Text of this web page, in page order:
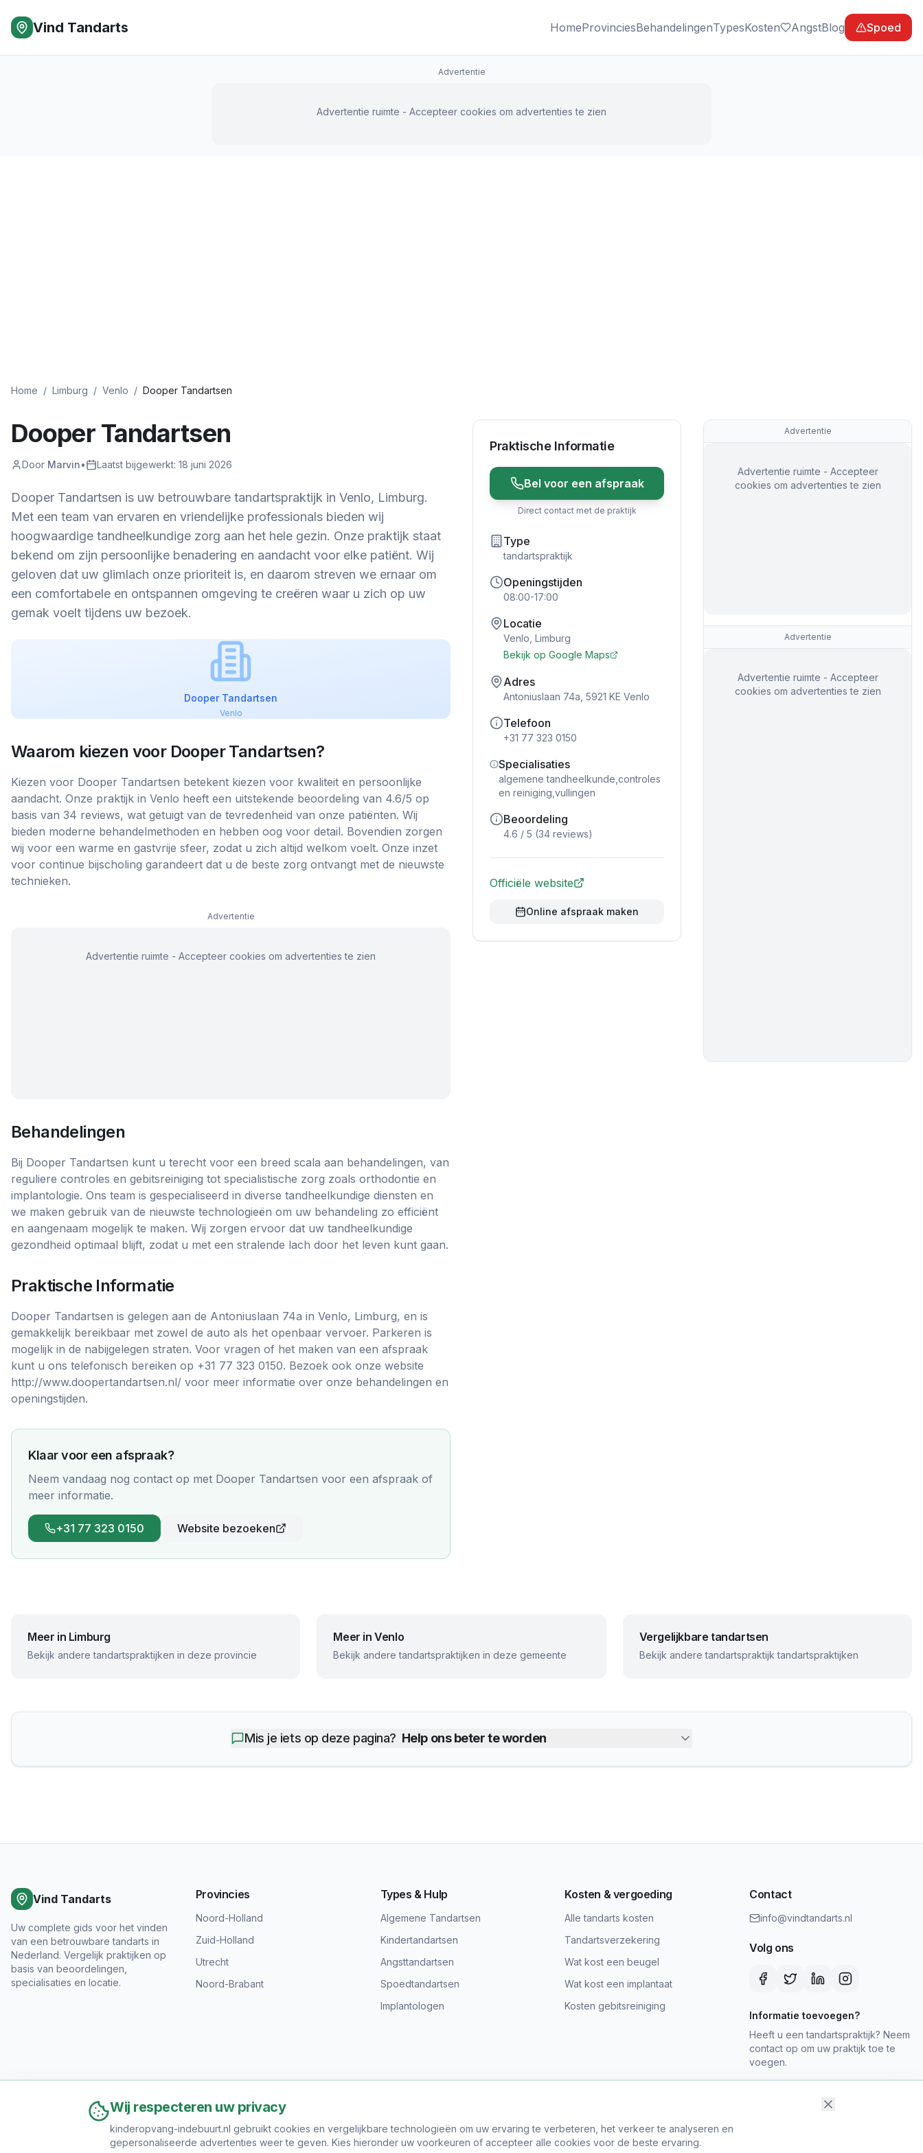
Vind Tandarts HomeProvinciesBehandelingenTypesKosten AngstBlog Spoed
Advertentie
Advertentie ruimte - Accepteer cookies om advertenties te zien
Home / Limburg / Venlo / Dooper Tandartsen
Dooper Tandartsen
Door Marvin• Laatst bijgewerkt: 18 juni 2026
Dooper Tandartsen is uw betrouwbare tandartspraktijk in Venlo, Limburg.
Met een team van ervaren en vriendelijke professionals bieden wij
hoogwaardige tandheelkundige zorg aan het hele gezin. Onze praktijk staat
bekend om zijn persoonlijke benadering en aandacht voor elke patiënt. Wij
geloven dat uw glimlach onze prioriteit is, en daarom streven we ernaar om
een comfortabele en ontspannen omgeving te creëren waar u zich op uw
gemak voelt tijdens uw bezoek.
Dooper Tandartsen
Venlo
Waarom kiezen voor Dooper Tandartsen?
Kiezen voor Dooper Tandartsen betekent kiezen voor kwaliteit en persoonlijke
aandacht. Onze praktijk in Venlo heeft een uitstekende beoordeling van 4.6/5 op
basis van 34 reviews, wat getuigt van de tevredenheid van onze patiënten. Wij
bieden moderne behandelmethoden en hebben oog voor detail. Bovendien zorgen
wij voor een warme en gastvrije sfeer, zodat u zich altijd welkom voelt. Onze inzet
voor continue bijscholing garandeert dat u de beste zorg ontvangt met de nieuwste
technieken.
Advertentie
Advertentie ruimte - Accepteer cookies om advertenties te zien
Behandelingen
Bij Dooper Tandartsen kunt u terecht voor een breed scala aan behandelingen, van
reguliere controles en gebitsreiniging tot specialistische zorg zoals orthodontie en
implantologie. Ons team is gespecialiseerd in diverse tandheelkundige diensten en
we maken gebruik van de nieuwste technologieën om uw behandeling zo efficiënt
en aangenaam mogelijk te maken. Wij zorgen ervoor dat uw tandheelkundige
gezondheid optimaal blijft, zodat u met een stralende lach door het leven kunt gaan.
Praktische Informatie
Dooper Tandartsen is gelegen aan de Antoniuslaan 74a in Venlo, Limburg, en is
gemakkelijk bereikbaar met zowel de auto als het openbaar vervoer. Parkeren is
mogelijk in de nabijgelegen straten. Voor vragen of het maken van een afspraak
kunt u ons telefonisch bereiken op +31 77 323 0150. Bezoek ook onze website
http://www.doopertandartsen.nl/ voor meer informatie over onze behandelingen en
openingstijden.
Klaar voor een afspraak?
Neem vandaag nog contact op met Dooper Tandartsen voor een afspraak of
meer informatie.
+31 77 323 0150 Website bezoeken
Praktische Informatie
Bel voor een afspraak
Direct contact met de praktijk
Type
tandartspraktijk
Openingstijden
08:00-17:00
Locatie
Venlo Limburg
Bekijk op Google Maps
Adres
Antoniuslaan 74a, 5921 KE Venlo
Telefoon
+31 77 323 0150
Specialisaties
algemene tandheelkunde,controles
en reiniging,vullingen
Beoordeling
4.6 / 5 (34 reviews)
Officiële website
Online afspraak maken
Advertentie
Advertentie ruimte - Accepteer
cookies om advertenties te zien
Advertentie
Advertentie ruimte - Accepteer
cookies om advertenties te zien
Meer in Limburg
Bekijk andere tandartspraktijken in deze provincie
Meer inVenlo
Bekijk andere tandartspraktijken in deze gemeente
Vergelijkbare tandartsen
Bekijk anderetandartspraktijk tandartspraktijken
Mis je iets op deze pagina? Help ons beter te worden
Vind Tandarts
Uw complete gids voor het vinden
van een betrouwbare tandarts in
Nederland. Vergelijk praktijken op
basis van beoordelingen,
specialisaties en locatie.
Provincies
Noord-Holland
Zuid-Holland
Utrecht
Noord-Brabant
Types & Hulp
Algemene Tandartsen
Kindertandartsen
Angsttandartsen
Spoedtandartsen
Implantologen
Kosten & vergoeding
Alle tandarts kosten
Tandartsverzekering
Wat kost een beugel
Wat kost een implantaat
Kosten gebitsreiniging
Contact
info@vindtandarts.nl
Volg ons
Informatie toevoegen?
Heeft u een tandartspraktijk? Neem
contact op om uw praktijk toe te
voegen.
© 2024 Vind Tandarts. Alle rechten voorbehouden.
Wij respecteren uw privacy
kinderopvang-indebuurt.nl gebruikt cookies en vergelijkbare technologieën om uw ervaring te verbeteren, het verkeer te analyseren en
gepersonaliseerde advertenties weer te geven. Kies hieronder uw voorkeuren of accepteer alle cookies voor de beste ervaring.